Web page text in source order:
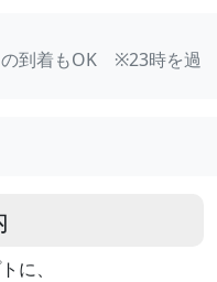
の到着もOK ※23時を過
に、